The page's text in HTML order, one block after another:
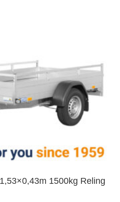
1500kg Reling